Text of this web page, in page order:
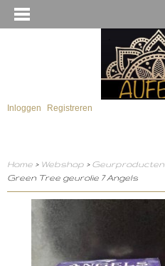
Inloggen Registreren
Home > Webshop > Geurproducten
Green Tree geurolie 7 Angels